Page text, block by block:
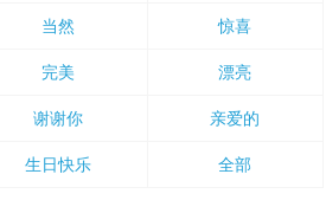
当然 惊喜
完美 漂亮
谢谢你 亲爱的
生日快乐 全部